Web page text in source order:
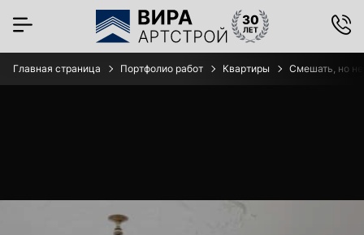
Главная страница Портфолио работ Квартиры Смешать, но не